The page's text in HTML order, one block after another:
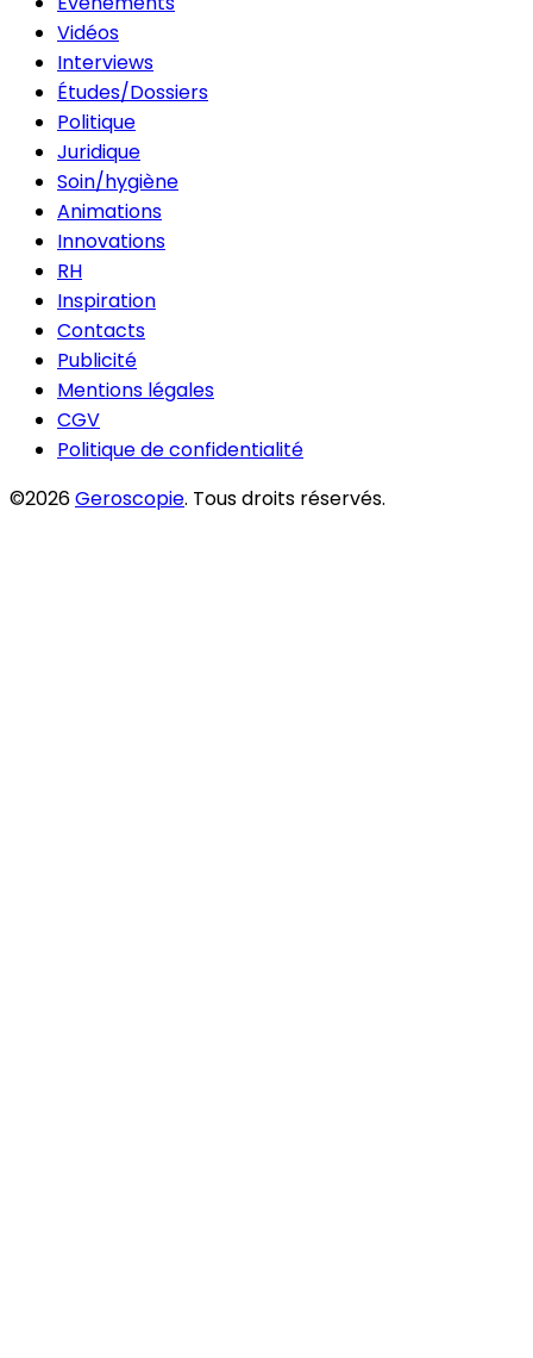
Vidéos
Interviews
Études/Dossiers
Politique
Juridique
Soin/hygiène
Animations
Innovations
RH
Inspiration
Contacts
Publicité
Mentions légales
CGV
Politique de confidentialité
©2026Geroscopie. Tous droits réservés.